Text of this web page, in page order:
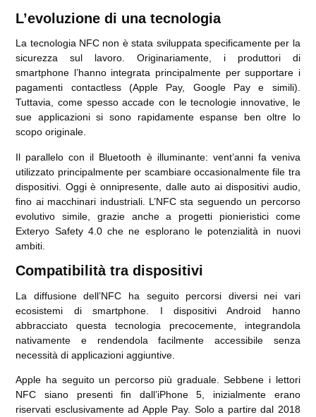
L’evoluzione di una tecnologia
La tecnologia NFC non è stata sviluppata specificamente per la
sicurezza sul lavoro. Originariamente, i produttori di
smartphone l’hanno integrata principalmente per supportare i
pagamenti contactless (Apple Pay, Google Pay e simili).
Tuttavia, come spesso accade con le tecnologie innovative, le
sue applicazioni si sono rapidamente espanse ben oltre lo
scopo originale.
Il parallelo con il Bluetooth è illuminante: vent’anni fa veniva
utilizzato principalmente per scambiare occasionalmente file tra
dispositivi. Oggi è onnipresente, dalle auto ai dispositivi audio,
fino ai macchinari industriali. L’NFC sta seguendo un percorso
evolutivo simile, grazie anche a progetti pionieristici come
Exteryo Safety 4.0 che ne esplorano le potenzialità in nuovi
ambiti.
Compatibilità tra dispositivi
La diffusione dell’NFC ha seguito percorsi diversi nei vari
ecosistemi di smartphone. I dispositivi Android hanno
abbracciato questa tecnologia precocemente, integrandola
nativamente e rendendola facilmente accessibile senza
necessità di applicazioni aggiuntive.
Apple ha seguito un percorso più graduale. Sebbene i lettori
NFC siano presenti fin dall’iPhone 5, inizialmente erano
riservati esclusivamente ad Apple Pay. Solo a partire dal 2018